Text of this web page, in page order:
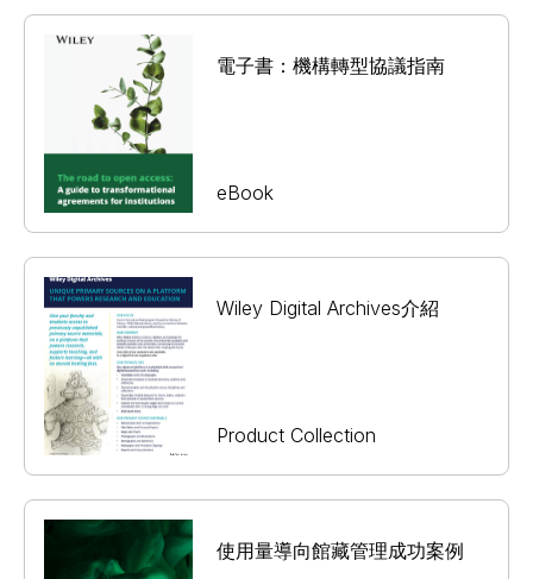
電子書：機構轉型協議指南
eBook
Wiley Digital Archives介紹
Product Collection
使用量導向館藏管理成功案例